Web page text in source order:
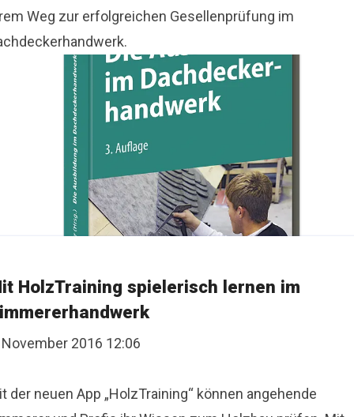
Weg zur erfolgreichen Gesellenprüfung im
HolzTraining spielerisch lernen im
2016 12:06
der neuen App „HolzTraining“ können angehende